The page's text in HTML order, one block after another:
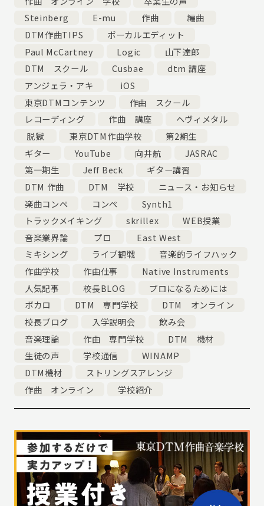
Steinberg
E-mu 作曲
編曲
DTM作曲TIPS
ボーカルエディット
Paul McCartney
Logic
山下達郎
DTM スクール
Cusbae
dtm 講座
アンジェラ・アキ
iOS
東京DTMコンテンツ
作曲 スクール
レコーディング
作曲 講座
ヘヴィメタル
脱獄
東京DTM作曲学校
第2期生
ギター
YouTube 向井航
JASRAC
第一期生
Jeff Beck
ギター講習
DTM 作曲
DTM 学校
ニュース・お知らせ
楽曲コンペ
コンペ
Synth1
トラックメイキング
skrillex
WEB授業
音楽業界論
プロ
East West
ミキシング
ライブ観戦
音楽的ライフハック
作曲学校
作曲仕事
Native Instruments
人気記事
校長BLOG
プロになるためには
ボカロ
DTM 専門学校
DTM オンライン
校長ブログ
入学説明会
飲み会
音楽理論
作曲 専門学校
DTM 機材
生徒の声
学校通信
WINAMP
DTM機材
ストリングスアレンジ
作曲 オンライン
学校紹介